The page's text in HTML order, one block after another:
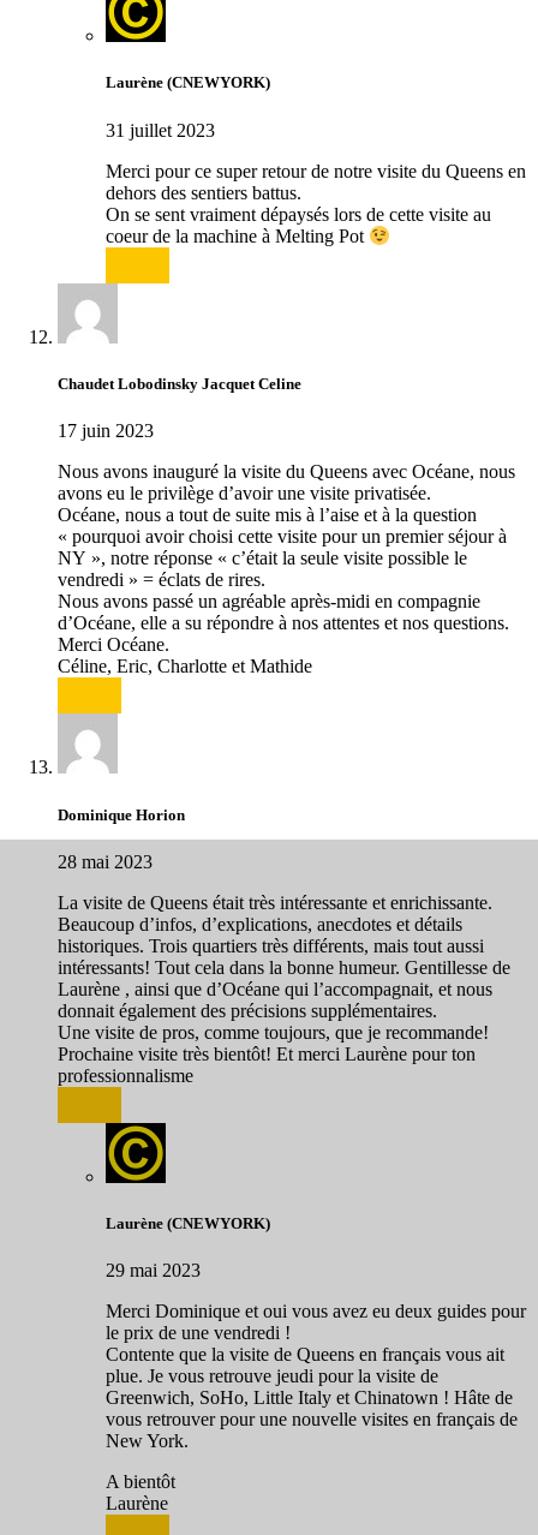
Laurène (CNEWYORK)
31 juillet 2023
Merci pour ce super retour de notre visite du Queens en
dehors des sentiers battus.
On se sent vraiment dépaysés lors de cette visite au
coeur de la machine à Melting Pot
Chaudet Lobodinsky Jacquet Celine
17 juin 2023
Nous avons inauguré la visite du Queens avec Océane, nous
avons eu le privilège d’avoir une visite privatisée.
Océane, nous a tout de suite mis à l’aise et à la question
« pourquoi avoir choisi cette visite pour un premier séjour à
NY », notre réponse « c’était la seule visite possible le
vendredi » = éclats de rires.
Nous avons passé un agréable après-midi en compagnie
d’Océane, elle a su répondre à nos attentes et nos questions.
Merci Océane.
Céline, Eric, Charlotte et Mathide
Dominique Horion
28 mai 2023
La visite de Queens était très intéressante et enrichissante.
Beaucoup d’infos, d’explications, anecdotes et détails
historiques. Trois quartiers très différents, mais tout aussi
intéressants! Tout cela dans la bonne humeur. Gentillesse de
Laurène , ainsi que d’Océane qui l’accompagnait, et nous
donnait également des précisions supplémentaires.
Une visite de pros, comme toujours, que je recommande!
Prochaine visite très bientôt! Et merci Laurène pour ton
professionnalisme
Laurène (CNEWYORK)
29 mai 2023
Merci Dominique et oui vous avez eu deux guides pour
le prix de une vendredi !
Contente que la visite de Queens en français vous ait
plue. Je vous retrouve jeudi pour la visite de
Greenwich, SoHo, Little Italy et Chinatown ! Hâte de
vous retrouver pour une nouvelle visites en français de
New York.
A bientôt
Laurène